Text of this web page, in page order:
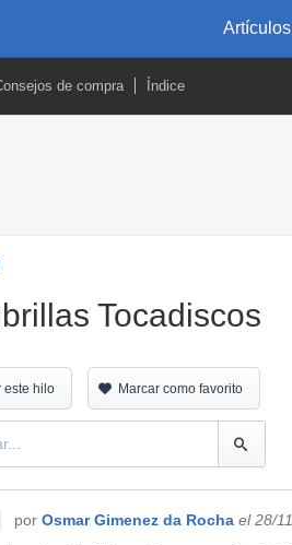
Artículos
de compra Índice
Tocadiscos
este hilo Marcar como favorito
por Osmar Gimenez da Rocha el 28/